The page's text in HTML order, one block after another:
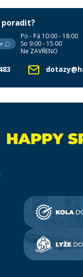
Po - Pá 10:00 - 18:00
So 9:00 - 15:00
Ne ZAVŘENO